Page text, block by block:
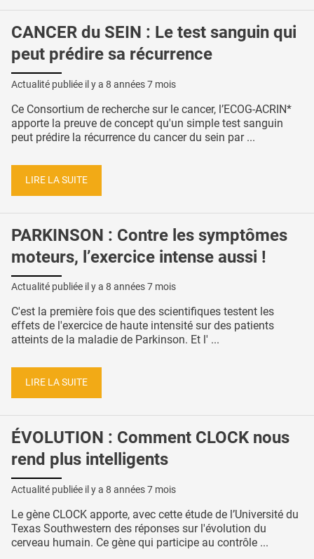
CANCER du SEIN : Le test sanguin qui
peut prédire sa récurrence
Actualité publiée il y a 8 années 7 mois
Ce Consortium de recherche sur le cancer, l’ECOG-ACRIN*
apporte la preuve de concept qu'un simple test sanguin
peut prédire la récurrence du cancer du sein par ...
LIRE LA SUITE
PARKINSON : Contre les symptômes
moteurs, l’exercice intense aussi !
Actualité publiée il y a 8 années 7 mois
C'est la première fois que des scientifiques testent les
effets de l'exercice de haute intensité sur des patients
atteints de la maladie de Parkinson. Et l' ...
LIRE LA SUITE
ÉVOLUTION : Comment CLOCK nous
rend plus intelligents
Actualité publiée il y a 8 années 7 mois
Le gène CLOCK apporte, avec cette étude de l’Université du
Texas Southwestern des réponses sur l'évolution du
cerveau humain. Ce gène qui participe au contrôle ...